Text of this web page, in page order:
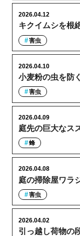
キクイムシを根
2026.04.12
害虫
小麦粉の虫を防
2026.04.10
害虫
庭先の巨大なス
2026.04.09
蜂
庭の掃除屋ワラ
2026.04.08
害虫
引っ越し荷物の
2026.04.02